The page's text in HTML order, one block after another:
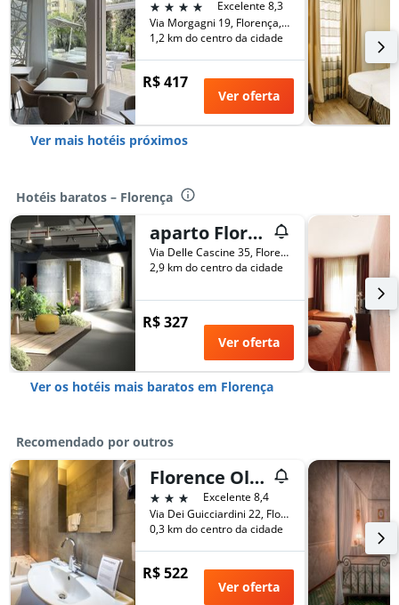
4 estrelas
Excelente 8,3
Via Morgagni 19, Florença, Toscana, Itália
1,2 km do centro da cidade
R$ 417
Ver oferta
Ver mais hotéis próximos
Hotéis baratos – Florença
aparto Florence Manifattura
Via Delle Cascine 35, Florença, Toscana, Itália
2,9 km do centro da cidade
R$ 327
Ver oferta
Ver os hotéis mais baratos em Florença
Recomendado por outros
Florence Old Bridge B&B
3 estrelasExcelente 8,4
Via Dei Guicciardini 22, Florença, Toscana, Itália
0,3 km do centro da cidade
R$ 522
Ver oferta